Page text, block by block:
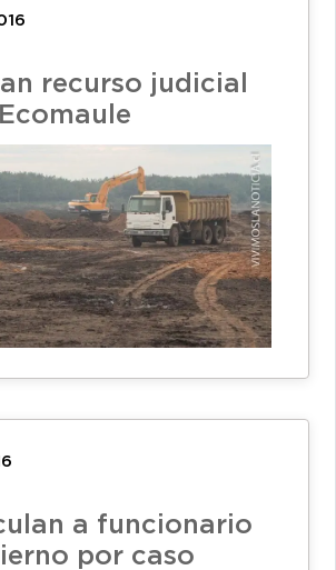
recurso judicial
a funcionario
por caso